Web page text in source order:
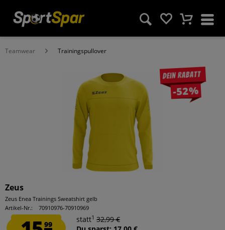
Teamwear Trainingspullover
Dein Rabatt
-52%
Zeus
Zeus Enea Trainings Sweatshirt gelb
Artikel-Nr.:
70910976-70910969
99
statt1 32,99 €